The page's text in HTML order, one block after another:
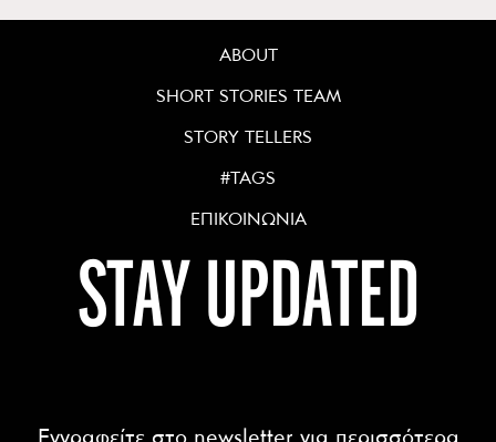
ABOUT
SHORT STORIES TEAM
STORY TELLERS
#TAGS
ΕΠΙΚΟΙΝΩΝΙΑ
STAY UPDATED